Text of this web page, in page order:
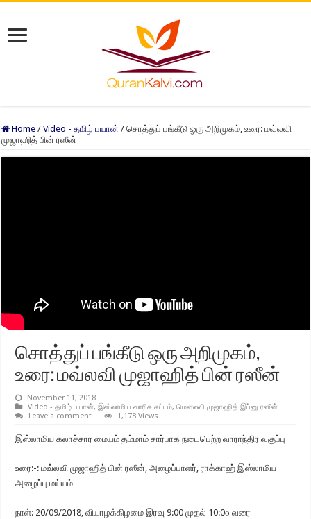
Home / Video - தமிழ் பயான் / சொத்துப் பங்கீடு ஒரு அறிமுகம், உரை: மவ்லவி
முஜாஹித் பின் ரஸீன்
சொத்துப் பங்கீடு ஒரு அறிமுகம்,
உரை: மவ்லவி முஜாஹித் பின் ரஸீன்
November 11, 2018
Video - தமிழ் பயான்,இஸ்லாமிய வாரிசு சட்டம்,மௌலவி முஜாஹித் இப்னு ரஸீன்
Leave a comment
1,178 Views
இஸ்லாமிய கலாச்சார மையம் தம்மாம் சார்பாக நடைபெற்ற வாராந்திர வகுப்பு
உரை:-: மவ்லவி முஜாஹித் பின் ரஸீன், அழைப்பாளர், ராக்காஹ் இஸ்லாமிய
அழைப்பு மய்யம்
நாள்: 20/09/2018, வியாழக்கிழமை இரவு 9:00 முதல் 10:0௦ வரை